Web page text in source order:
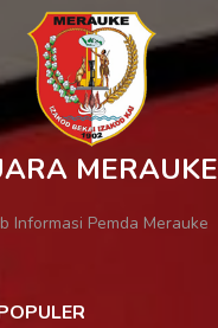
MERAUKE
Informasi Pemda Merauke